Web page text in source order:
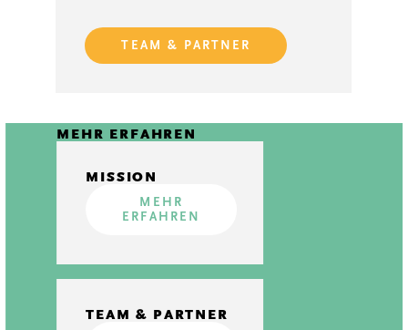
TEAM & PARTNER
MEHR ERFAHREN
MISSION
MEHR
ERFAHREN
TEAM & PARTNER